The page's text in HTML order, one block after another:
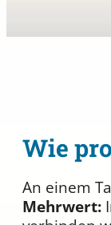
Wie
An einem
Mehrwert: